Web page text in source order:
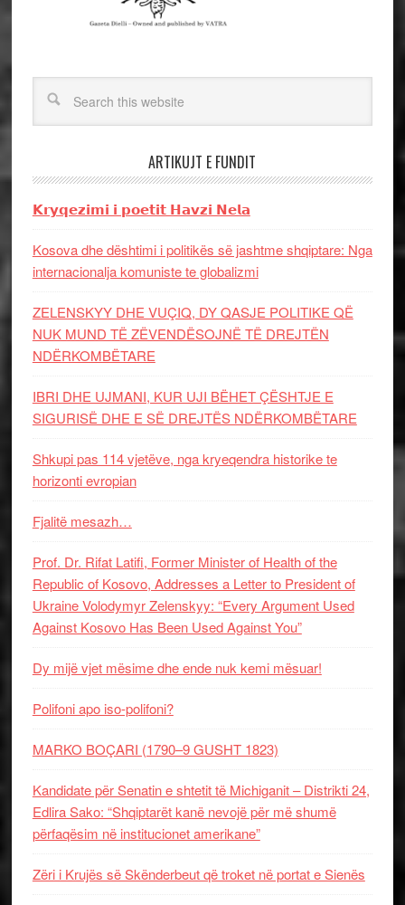
ARTIKUJT E FUNDIT
𝗞𝗿𝘆𝗾𝗲𝘇𝗶𝗺𝗶 𝗶 𝗽𝗼𝗲𝘁𝗶𝘁 𝗛𝗮𝘃𝘇𝗶 𝗡𝗲𝗹𝗮
Kosova dhe dështimi i politikës së jashtme shqiptare: Nga
internacionalja komuniste te globalizmi
ZELENSKYY DHE VUÇIQ, DY QASJE POLITIKE QË
NUK MUND TË ZËVENDËSOJNË TË DREJTËN
NDËRKOMBËTARE
IBRI DHE UJMANI, KUR UJI BËHET ÇËSHTJE E
SIGURISË DHE E SË DREJTËS NDËRKOMBËTARE
Shkupi pas 114 vjetëve, nga kryeqendra historike te
horizonti evropian
Fjalitë mesazh…
Prof. Dr. Rifat Latifi, Former Minister of Health of the
Republic of Kosovo, Addresses a Letter to President of
Ukraine Volodymyr Zelenskyy: “Every Argument Used
Against Kosovo Has Been Used Against You”
Dy mijë vjet mësime dhe ende nuk kemi mësuar!
Polifoni apo iso-polifoni?
MARKO BOÇARI (1790–9 GUSHT 1823)
Kandidate për Senatin e shtetit të Michiganit – Distrikti 24,
Edlira Sako: “Shqiptarët kanë nevojë për më shumë
përfaqësim në institucionet amerikane”
Zëri i Krujës së Skënderbeut që troket në portat e Sienës